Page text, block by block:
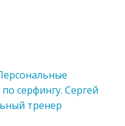
серфингу. Сергей
тренер